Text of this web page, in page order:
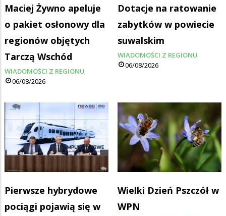
Maciej Żywno apeluje
o pakiet osłonowy dla
regionów objętych
Tarczą Wschód
WIADOMOŚCI Z REGIONU
06/08/2026
Dotacje na ratowanie
zabytków w powiecie
suwalskim
WIADOMOŚCI Z REGIONU
06/08/2026
Pierwsze hybrydowe
pociągi pojawią się w
Wielki Dzień Pszczół w
WPN